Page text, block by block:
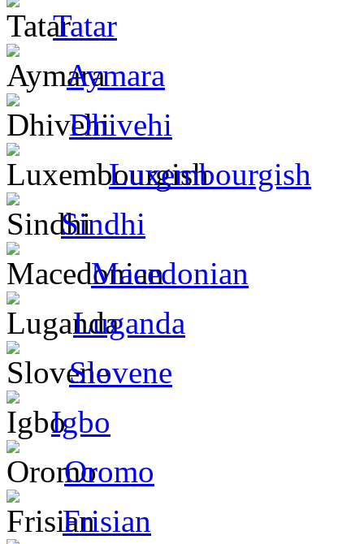
Tatar
Aymara
Dhivehi
Luxembourgish
Sindhi
Macedonian
Luganda
Slovene
Igbo
Oromo
Frisian